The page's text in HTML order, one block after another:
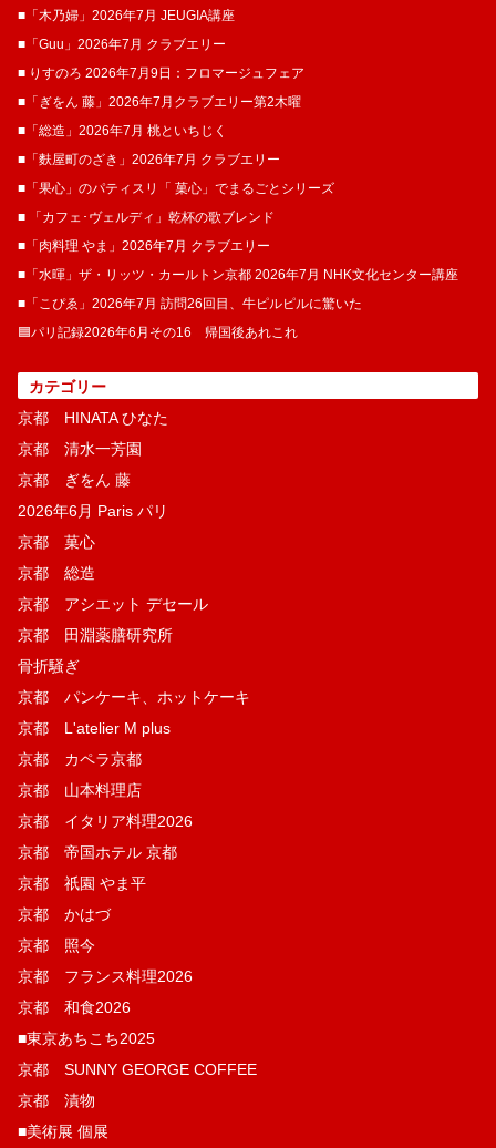
■「木乃婦」2026年7月 JEUGIA講座
■「Guu」2026年7月 クラブエリー
■ りすのろ 2026年7月9日：フロマージュフェア
■「ぎをん 藤」2026年7月クラブエリー第2木曜
■「総造」2026年7月 桃といちじく
■「麩屋町のざき」2026年7月 クラブエリー
■「果心」のパティスリ「 菓​心」でまるごとシリーズ
■ 「カフェ･ヴェルディ」乾杯の歌ブレンド
■「肉料理 やま」2026年7月 クラブエリー
■「水暉」ザ・リッツ・カールトン京都 2026年7月 NHK文化センター講座
■「こぴゑ」2026年7月 訪問26回目、牛ピルピルに驚いた
🟦パリ記録2026年6月その16 帰国後あれこれ
カテゴリー
京都 HINATA ひなた
京都 清水一芳園
京都 ぎをん 藤
2026年6月 Paris パリ
京都 菓​心
京都 総造
京都 アシエット デセール
京都 田淵薬膳研究所
骨折騒ぎ
京都 パンケーキ、ホットケーキ
京都 L'atelier M plus
京都 カペラ京都
京都 山本料理店
京都 イタリア料理2026
京都 帝国ホテル 京都
京都 祇園 やま平
京都 かはづ
京都 照今
京都 フランス料理2026
京都 和食2026
■東京あちこち2025
京都 SUNNY GEORGE COFFEE
京都 漬物
■美術展 個展